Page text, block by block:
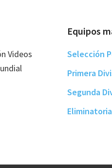
Videos
Equipos
Selección
Primera
Segunda